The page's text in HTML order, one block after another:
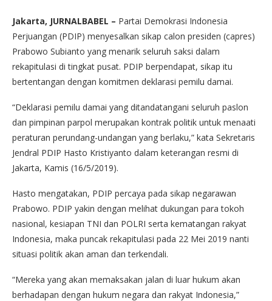
Jakarta, JURNALBABEL – Partai Demokrasi Indonesia
Perjuangan (PDIP) menyesalkan sikap calon presiden (capres)
Prabowo Subianto yang menarik seluruh saksi dalam
rekapitulasi di tingkat pusat. PDIP berpendapat, sikap itu
bertentangan dengan komitmen deklarasi pemilu damai.
“Deklarasi pemilu damai yang ditandatangani seluruh paslon
dan pimpinan parpol merupakan kontrak politik untuk menaati
peraturan perundang-undangan yang berlaku,” kata Sekretaris
Jendral PDIP Hasto Kristiyanto dalam keterangan resmi di
Jakarta, Kamis (16/5/2019).
Hasto mengatakan, PDIP percaya pada sikap negarawan
Prabowo. PDIP yakin dengan melihat dukungan para tokoh
nasional, kesiapan TNI dan POLRI serta kematangan rakyat
Indonesia, maka puncak rekapitulasi pada 22 Mei 2019 nanti
situasi politik akan aman dan terkendali.
“Mereka yang akan memaksakan jalan di luar hukum akan
berhadapan dengan hukum negara dan rakyat Indonesia,”